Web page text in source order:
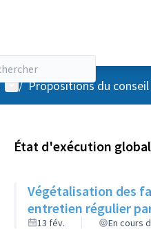
Menu utilisateur
/ Propositions du
État d'exécution global
Végétalisation des
entretien régulier
13 fév. En cours